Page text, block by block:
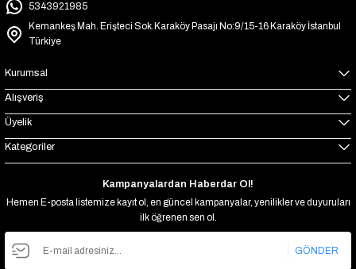
5343921985
Kemankeş Mah. Erişteci Sok.Karaköy Pasajı No:9/15-16 Karaköy İstanbul
Türkiye
Kurumsal
Alışveriş
Üyelik
Kategoriler
Kampanyalardan Haberdar Ol!
Hemen E-posta listemize kayıt ol, en güncel kampanyalar, yenilikler ve duyuruları
ilk öğrenen sen ol.
GÖNDER